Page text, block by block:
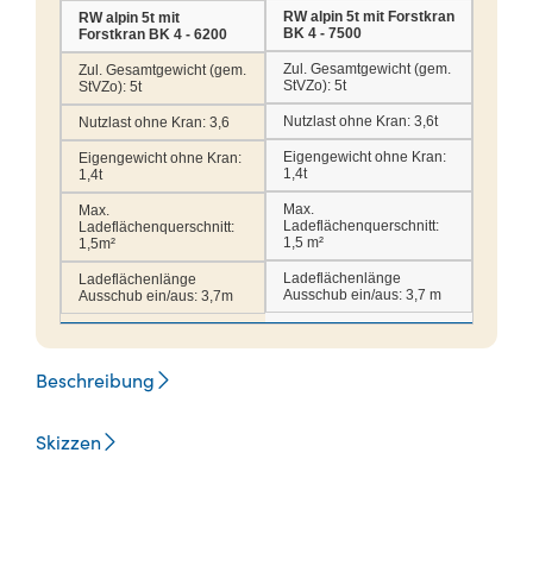
RW alpin 5t mit
Forstkran BK 4 - 6200
Zul. Gesamtgewicht (gem.
StVZo): 5t
Nutzlast ohne Kran: 3,6
Eigengewicht ohne Kran:
1,4t
Max.
Ladeflächenquerschnitt:
1,5m²
Ladeflächenlänge
Ausschub ein/aus: 3,7m
RW alpin 5t mit Forstkran
BK 4 - 7500
Zul. Gesamtgewicht (gem.
StVZo): 5t
Nutzlast ohne Kran: 3,6t
Eigengewicht ohne Kran:
1,4t
Max.
Ladeflächenquerschnitt:
1,5 m²
Ladeflächenlänge
Ausschub ein/aus: 3,7 m
Beschreibung
Skizzen